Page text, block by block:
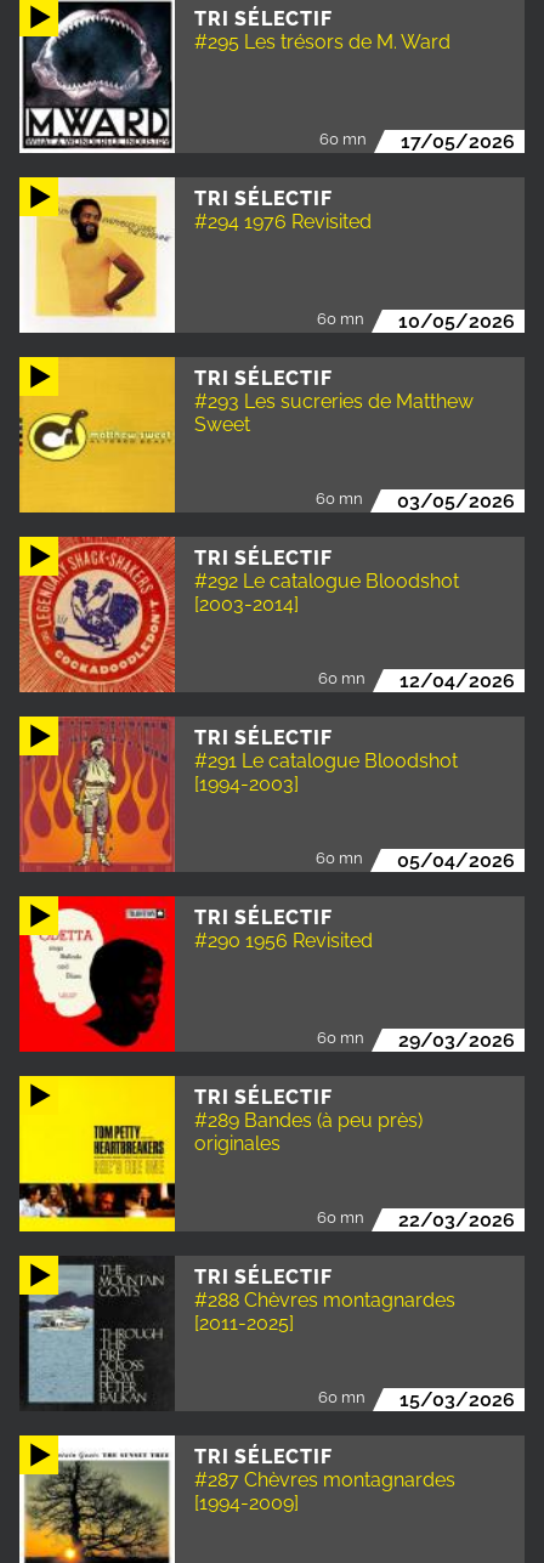
TRI SÉLECTIF
#295 Les trésors de M. Ward
60 mn 17/05/2026
TRI SÉLECTIF
#294 1976 Revisited
60 mn 10/05/2026
TRI SÉLECTIF
#293 Les sucreries de Matthew
Sweet
60 mn 03/05/2026
TRI SÉLECTIF
#292 Le catalogue Bloodshot
[2003-2014]
60 mn 12/04/2026
TRI SÉLECTIF
#291 Le catalogue Bloodshot
[1994-2003]
60 mn 05/04/2026
TRI SÉLECTIF
#290 1956 Revisited
60 mn 29/03/2026
TRI SÉLECTIF
#289 Bandes (à peu près)
originales
60 mn 22/03/2026
TRI SÉLECTIF
#288 Chèvres montagnardes
[2011-2025]
60 mn 15/03/2026
TRI SÉLECTIF
#287 Chèvres montagnardes
[1994-2009]